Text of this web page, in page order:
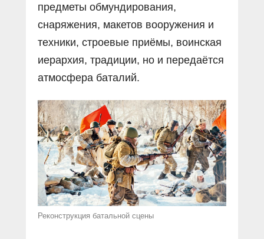
предметы обмундирования,
снаряжения, макетов вооружения и
техники, строевые приёмы, воинская
иерархия, традиции, но и передаётся
атмосфера баталий.
Реконструкция батальной сцены